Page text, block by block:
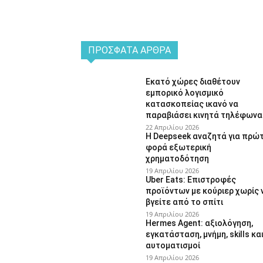
ΠΡΌΣΦΑΤΑ ΆΡΘΡΑ
Εκατό χώρες διαθέτουν
εμπορικό λογισμικό
κατασκοπείας ικανό να
παραβιάσει κινητά τηλέφωνα
22 Απριλίου 2026
Η Deepseek αναζητά για
φορά εξωτερική
χρηματοδότηση
19 Απριλίου 2026
Uber Eats: Επιστροφές
προϊόντων με κούριερ χωρίς
βγείτε από το σπίτι
19 Απριλίου 2026
Hermes Agent: αξιολόγηση,
εγκατάσταση, μνήμη, skills και
αυτοματισμοί
19 Απριλίου 2026